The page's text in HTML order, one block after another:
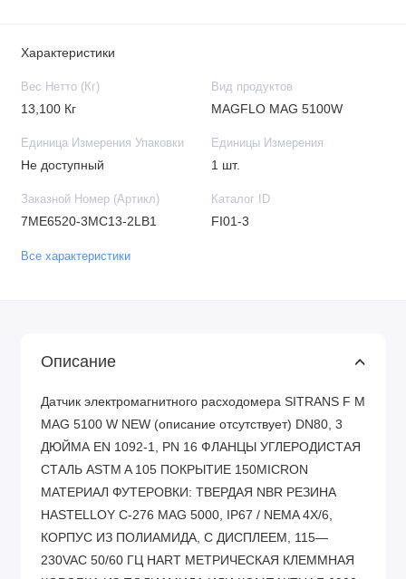
Характеристики
Вес Нетто (Кг)
13,100 Кг
Вид продуктов
MAGFLO MAG 5100W
Единица Измерения Упаковки
Не доступный
Единицы Измерения
1 шт.
Заказной Номер (Артикл)
7ME6520-3MC13-2LB1
Каталог ID
FI01-3
Все характеристики
Описание
Датчик электромагнитного расходомера SITRANS F M
MAG 5100 W NEW (описание отсутствует) DN80, 3
ДЮЙМА EN 1092-1, PN 16 ФЛАНЦЫ УГЛЕРОДИСТАЯ
СТАЛЬ ASTM A 105 ПОКРЫТИЕ 150MICRON
МАТЕРИАЛ ФУТЕРОВКИ: ТВЕРДАЯ NBR РЕЗИНА
HASTELLOY C-276 MAG 5000, IP67 / NEMA 4X/6,
КОРПУС ИЗ ПОЛИАМИДА, С ДИСПЛЕЕМ, 115—
230VAC 50/60 ГЦ HART МЕТРИЧЕСКАЯ КЛЕММНАЯ